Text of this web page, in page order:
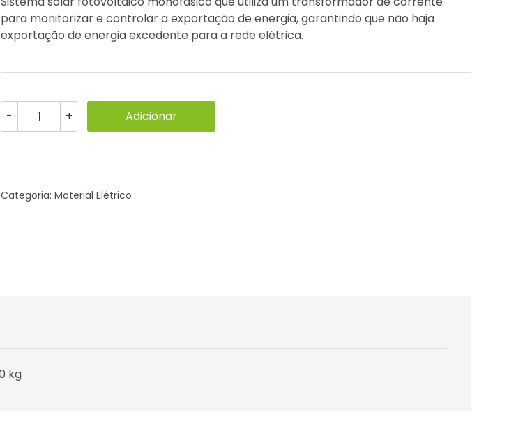
para monitorizar e controlar a exportação de energia, garantindo que não haja
exportação de energia excedente para a rede elétrica.
-
Quantidade
cabos
Turbo
+ Adicionar
Categoria: Material Elétrico
kg